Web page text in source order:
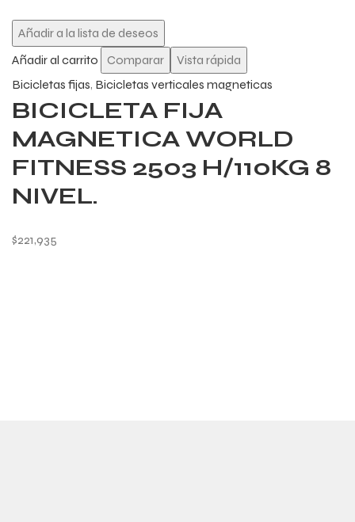
Añadir a la lista de deseos
Añadir al carrito
Comparar
Vista rápida
Bicicletas fijas, Bicicletas verticales magneticas
BICICLETA FIJA
MAGNETICA WORLD
FITNESS 2503 H/110KG 8
NIVEL.
$221,935